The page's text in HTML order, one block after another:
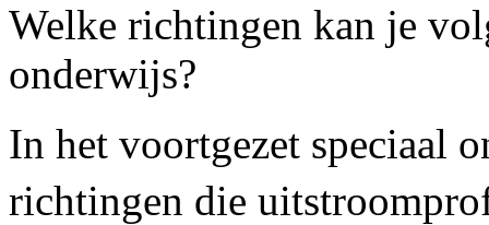
Welke richtingen kan je
onderwijs?
In het voortgezet speciaal
richtingen die